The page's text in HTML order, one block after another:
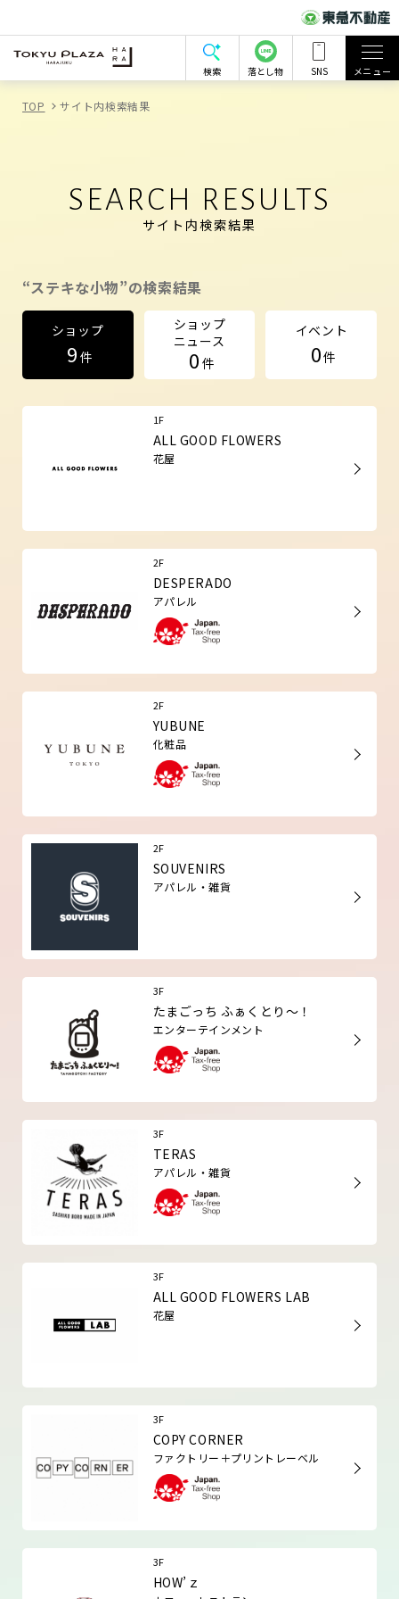
検索 落とし物 SNS メニュー
TOP サイト内検索結果
SEARCH RESULTS
サイト内検索結果
“ステキな小物”の検索結果
ショップ
9 件
ショップ
ニュース
0 件
イベント
0件
1F
ALL GOOD FLOWERS
花屋
2F
DESPERADO
アパレル
2F
YUBUNE
化粧品
2F
SOUVENIRS
アパレル・雑貨
3F
たまごっち ふぁくとり～！
エンターテインメント
3F
TERAS
アパレル・雑貨
3F
ALL GOOD FLOWERS LAB
花屋
3F
COPY CORNER
ファクトリー＋プリントレーベル
3F
HOW’ｚ